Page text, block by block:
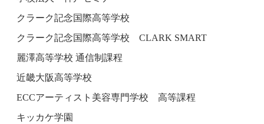
クラーク記念国際高等学校
クラーク記念国際高等学校 CLARK SMART
麗澤高等学校 通信制課程
近畿大阪高等学校
ECCアーティスト美容専門学校 高等課程
キッカケ学園